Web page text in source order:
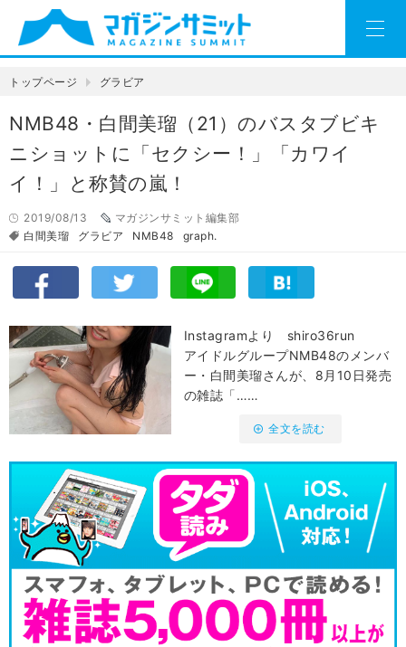
トップページ グラビア
NMB48・白間美瑠（21）のバスタブビキ
ニショットに「セクシー！」「カワイ
イ！」と称賛の嵐！
2019/08/13
マガジンサミット編集部
白間美瑠
グラビア NMB48 graph.
Instagramより shiro36run
アイドルグループNMB48のメンバ
ー・白間美瑠さんが、8月10日発売
の雑誌「……
全文を読む